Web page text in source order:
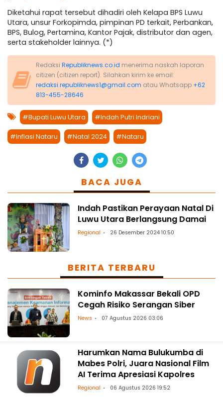
Diketahui rapat tersebut dihadiri oleh Kelapa BPS Luwu
Utara, unsur Forkopimda, pimpinan PD terkait, Perbankan,
BPS, Bulog, Pertamina, Kantor Pajak, distributor dan agen,
serta stakeholder lainnya. (*)
Redaksi Republiknews.co.id menerima naskah laporan
citizen (citizen report). Silahkan kirim ke email:
redaksi.republiknews1@gmail.com atau Whatsapp +62
813-455-28646
#Bupati Luwu Utara #Indah Putri Indriani
#Inflasi Nataru #Natal 2024 #Nataru
BACA JUGA
Indah Pastikan Perayaan Natal Di
Luwu Utara Berlangsung Damai
Regional 26 Desember 2024 10:50
BERITA TERBARU
Kominfo Makassar Bekali OPD
Cegah Risiko Serangan Siber
News 07 Agustus 2026 03:06
Harumkan Nama Bulukumba di
Mabes Polri, Juara Nasional Film
AI Terima Apresiasi Kapolres
Regional 06 Agustus 2026 19:52